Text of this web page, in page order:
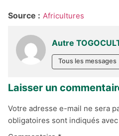
Source : Africultures
Autre
Tous les messages
Laisser un
Votre adresse e-mail ne sera
obligatoires sont indiqués avec